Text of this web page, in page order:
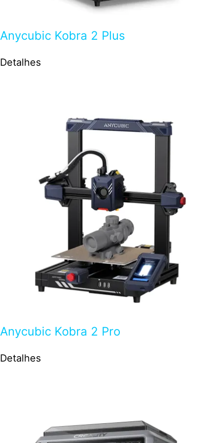
Anycubic Kobra 2 Plus
Detalhes
Anycubic Kobra 2 Pro
Detalhes